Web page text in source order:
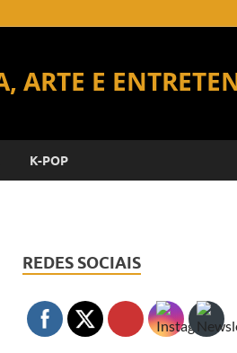
K-POP
REDES SOCIAIS